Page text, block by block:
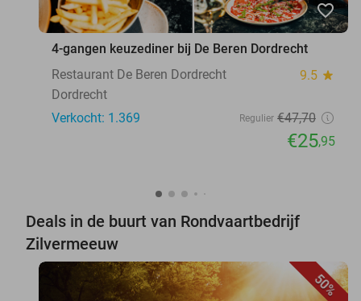
favorite_border
4-gangen keuzediner bij De Beren Dordrecht
Restaurant De Beren Dordrecht
9.5 star
Dordrecht
Verkocht: 1.369
Regulier €47,70
€25,95
Deals in de buurt van Rondvaartbedrijf
Zilvermeeuw
50%